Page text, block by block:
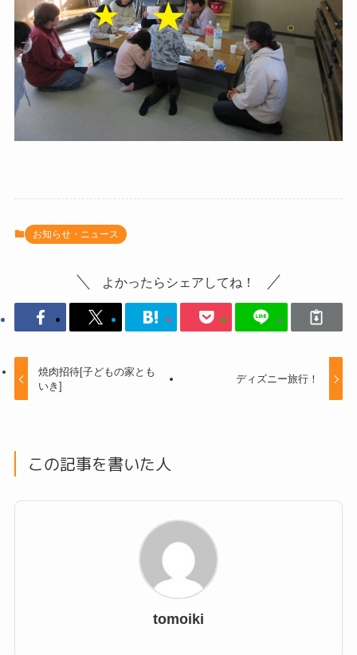
お知らせ・ニュース
よかったらシェアしてね！
焼肉招待[子どもの家とも
いき]
ディズニー旅行！
この記事を書いた人
tomoiki